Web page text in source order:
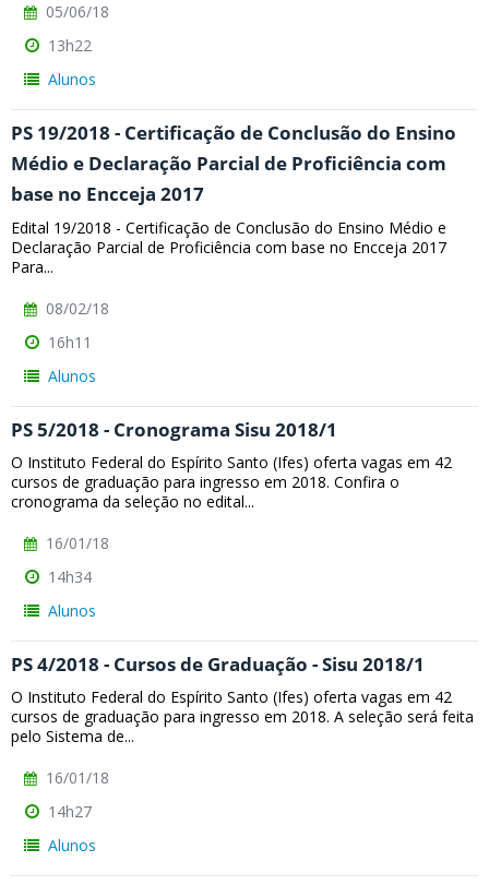
05/06/18
13h22
Alunos
PS 19/2018 - Certificação de Conclusão do Ensino
Médio e Declaração Parcial de Proficiência com
base no Encceja 2017
Edital 19/2018 - Certificação de Conclusão do Ensino Médio e
Declaração Parcial de Proficiência com base no Encceja 2017
Para...
08/02/18
16h11
Alunos
PS 5/2018 - Cronograma Sisu 2018/1
O Instituto Federal do Espírito Santo (Ifes) oferta vagas em 42
cursos de graduação para ingresso em 2018. Confira o
cronograma da seleção no edital...
16/01/18
14h34
Alunos
PS 4/2018 - Cursos de Graduação - Sisu 2018/1
O Instituto Federal do Espírito Santo (Ifes) oferta vagas em 42
cursos de graduação para ingresso em 2018. A seleção será feita
pelo Sistema de...
16/01/18
14h27
Alunos